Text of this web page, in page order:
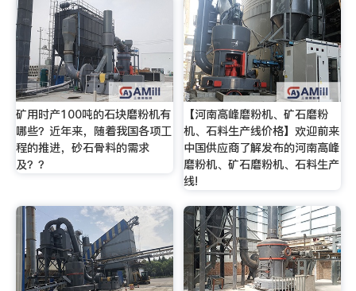
矿用时产100吨的石块磨粉机有
哪些？近年来，随着我国各项工
程的推进，砂石骨料的需求
及？？
【河南高峰磨粉机、矿石磨粉
机、石料生产线价格】欢迎前来
中国供应商了解发布的河南高峰
磨粉机、矿石磨粉机、石料生产
线!